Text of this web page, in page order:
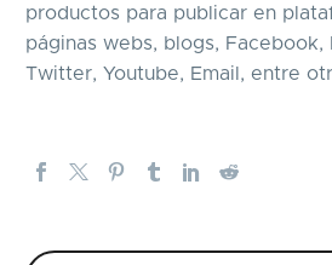
productos para publicar en
páginas webs, blogs, Facebook,
Twitter, Youtube, Email, entre